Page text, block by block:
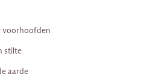
voorhoofden
stilte
aarde